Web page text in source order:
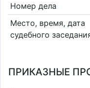
Номер дела
Место, время, дата
судебного
ПРИКАЗНЫЕ